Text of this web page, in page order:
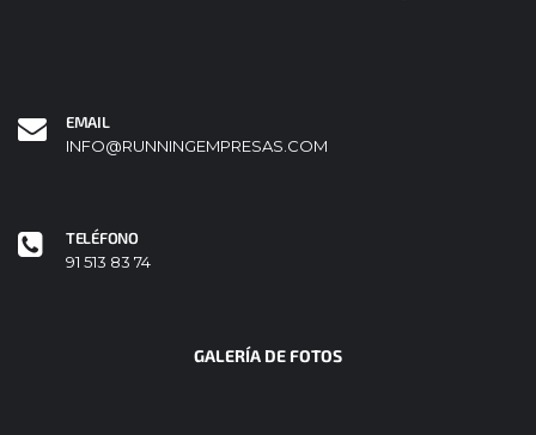
EMAIL
INFO@RUNNINGEMPRESAS.COM
TELÉFONO
91 513 83 74
GALERÍA DE FOTOS